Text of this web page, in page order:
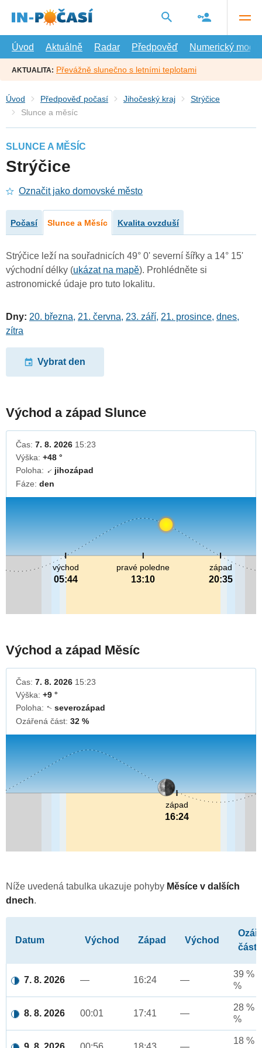
hlavní
Úvod
Aktuálně Radar Předpověď Numerický model
AKTUALITA: Převážně slunečno s letními teplotami
Úvod Předpověď počasí Jihočeský kraj
Strýčice
Slunce a měsíc
SLUNCE A MĚSÍC
Strýčice
Označit jako domovské město
Počasí Slunce a Měsíc Kvalita ovzduší
Strýčice leží na souřadnicích 49° 0' severní šířky a 14° 15'
východní délky (ukázat na mapě). Prohlédněte si
astronomické údaje pro tuto lokalitu.
Dny: 20. března, 21. června, 23. září, 21. prosince, dnes,
zítra
Vybrat den
Východ a západ Slunce
Čas: 7. 8. 2026 15:23
Výška: +48 °
Poloha: ↓jihozápad
Fáze: den
pravé poledne
13:10
východ
05:44
západ
20:35
Východ a západ Měsíc
Čas: 7. 8. 2026 15:23
Výška: +9 °
Poloha: ↓severozápad
Ozářená část: 32 %
západ
16:24
Níže uvedená tabulka ukazuje pohyby Měsíce v dalších
dnech.
Datum Východ Západ Východ
část
7. 8. 2026 — 16:24 —
39 %
%
8. 8. 2026 00:01 17:41 —
28 %
%
18 %